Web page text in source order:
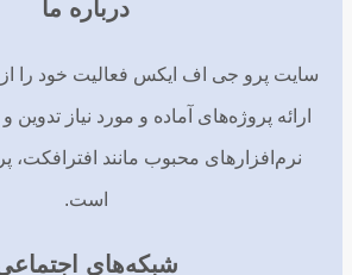
درباره ما
ارائه پروژه‌های آماده و مورد نیاز
نرم‌افزارهای محبوب مانند افترافکت،
است.
شبکه‌های اجتماعی